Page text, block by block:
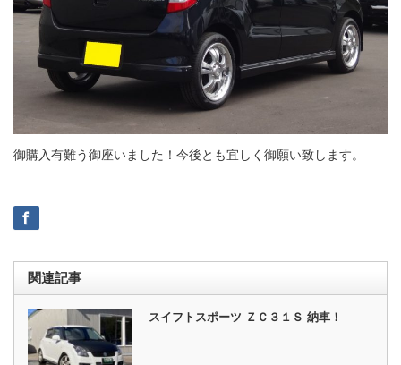
御購入有難う御座いました！今後とも宜しく御願い致します。
関連記事
スイフトスポーツ ＺＣ３１Ｓ 納車！